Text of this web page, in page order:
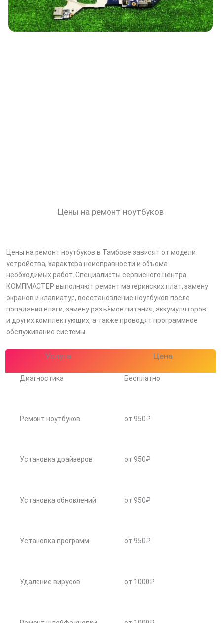
Цены на ремонт ноутбуков
Цены на ремонт ноутбуков в Тамбове зависят от модели
устройства, характера неисправности и объёма
необходимых работ. Специалисты сервисного центра
КОМПМАСТЕР выполняют ремонт материнских плат, замену
экранов и клавиатур, восстановление ноутбуков после
попадания влаги, замену разъёмов питания, аккумуляторов
и других комплектующих, а также проводят программное
обслуживание системы
Услуга Цена
Диагностика Бесплатно
Ремонт ноутбуков от 950₽
Установка драйверов от 950₽
Установка обновлений от 950₽
Установка программ от 950₽
Удаление вирусов от 1000₽